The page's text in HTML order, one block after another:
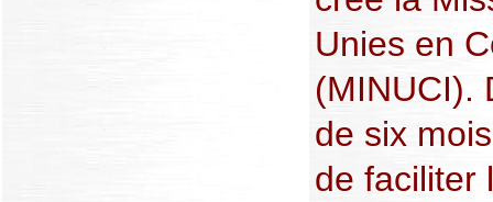
Unies en
(MINUCI).
de six
de faciliter